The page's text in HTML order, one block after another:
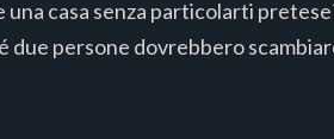
casa senza particolarti
persone dovrebbero